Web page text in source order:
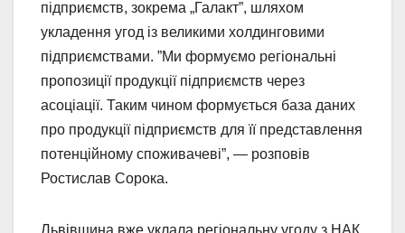
підприємств, зокрема „Галакт”, шляхом
укладення угод із великими холдинговими
підприємствами. ”Ми формуємо регіональні
пропозиції продукції підприємств через
асоціації. Таким чином формується база даних
про продукції підприємств для її представлення
потенційному споживачеві”, — розповів
Ростислав Сорока.